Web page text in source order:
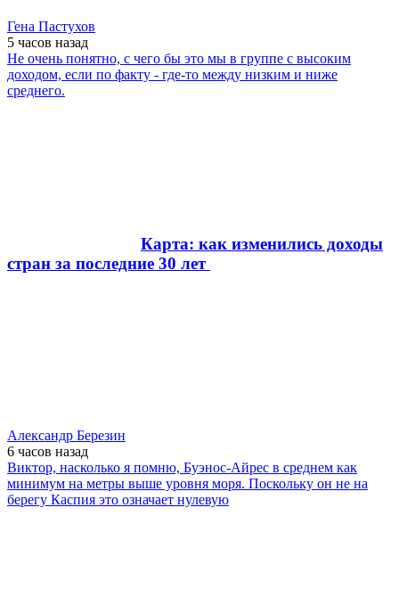
Гена Пастухов
5 часов назад
Не очень понятно, с чего бы это мы в группе с высоким
доходом, если по факту - где-то между низким и ниже
среднего.
Карта: как изменились доходы
стран за последние 30 лет
Александр Березин
6 часов назад
Виктор, насколько я помню, Буэнос-Айрес в среднем как
минимум на метры выше уровня моря. Поскольку он не на
берегу Каспия это означает нулевую